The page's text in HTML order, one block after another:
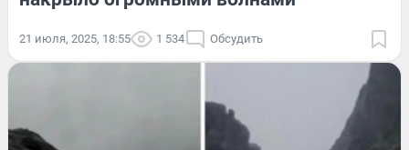
21 июля, 2025, 18:55 1 534 Обсудить